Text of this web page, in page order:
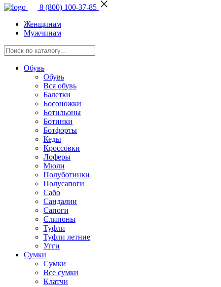
8 (800) 100-37-85
Женщинам
Мужчинам
Обувь
Обувь
Вся обувь
Балетки
Босоножки
Ботильоны
Ботинки
Ботфорты
Кеды
Кроссовки
Лоферы
Мюли
Полуботинки
Полусапоги
Сабо
Сандалии
Сапоги
Слипоны
Туфли
Туфли летние
Угги
Сумки
Сумки
Все сумки
Клатчи